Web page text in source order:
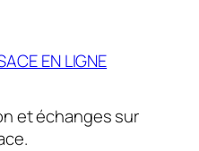
EN LIGNE
et échanges sur